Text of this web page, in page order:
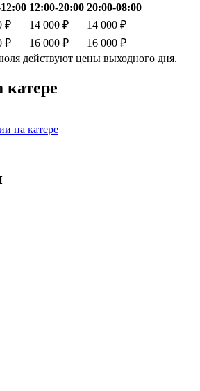
12:00-20:00 20:00-08:00
₽ 14 000 ₽
14 000 ₽
₽ 16 000 ₽
16 000 ₽
действуют цены выходного дня.
на катере